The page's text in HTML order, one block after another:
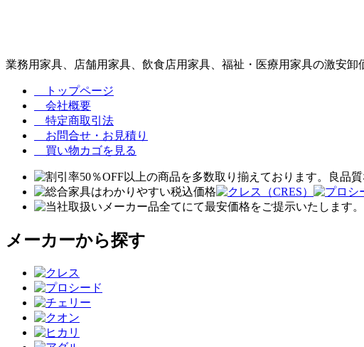
業務用家具、店舗用家具、飲食店用家具、福祉・医療用家具の激安卸
トップページ
会社概要
特定商取引法
お問合せ・お見積り
買い物カゴを見る
メーカーから探す